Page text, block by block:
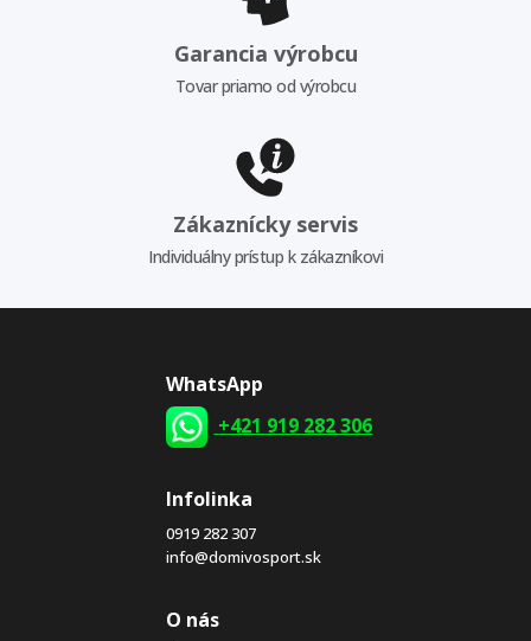
Garancia výrobcu
Tovar priamo od výrobcu
Zákaznícky servis
Individuálny prístup k zákazníkovi
WhatsApp
+421 919 282 306
Infolinka
0919 282 307
info@domivosport.sk
O nás